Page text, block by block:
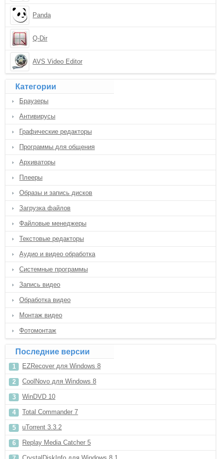
Panda
Q-Dir
AVS Video Editor
Категории
Браузеры
Антивирусы
Графические редакторы
Программы для общения
Архиваторы
Плееры
Образы и запись дисков
Загрузка файлов
Файловые менеджеры
Текстовые редакторы
Аудио и видео обработка
Системные программы
Запись видео
Обработка видео
Монтаж видео
Фотомонтаж
Последние версии
EZRecover для Windows 8
CoolNovo для Windows 8
WinDVD 10
Total Commander 7
uTorrent 3.3.2
Replay Media Catcher 5